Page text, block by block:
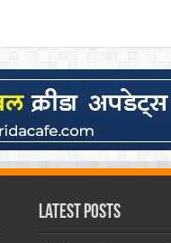
Latest Posts